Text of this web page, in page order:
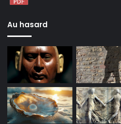
Au hasard